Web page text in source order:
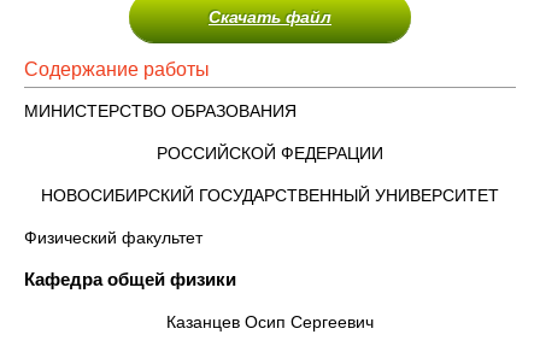
Скачать файл
Содержание работы
МИНИСТЕРСТВО ОБРАЗОВАНИЯ
РОССИЙСКОЙ ФЕДЕРАЦИИ
НОВОСИБИРСКИЙ ГОСУДАРСТВЕННЫЙ УНИВЕРСИТЕТ
Физический факультет
Кафедра общей физики
Казанцев Осип Сергеевич